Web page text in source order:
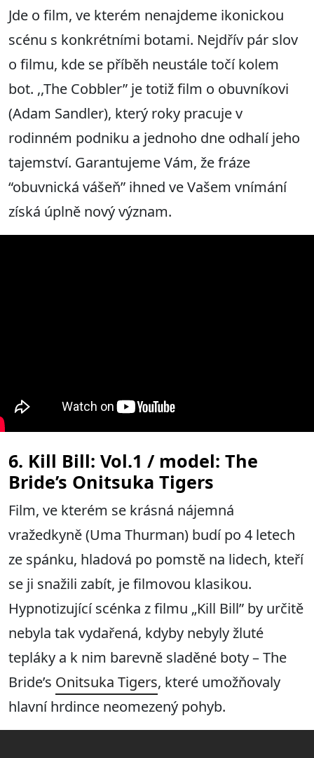
Jde o film, ve kterém nenajdeme ikonickou
scénu s konkrétními botami. Nejdřív pár slov
o filmu, kde se příběh neustále točí kolem
bot. ,,The Cobbler” je totiž film o obuvníkovi
(Adam Sandler), který roky pracuje v
rodinném podniku a jednoho dne odhalí jeho
tajemství. Garantujeme Vám, že fráze
“obuvnická vášeň” ihned ve Vašem vnímání
získá úplně nový význam.
6. Kill Bill: Vol.1 / model: The
Bride’s Onitsuka Tigers
Film, ve kterém se krásná nájemná
vražedkyně (Uma Thurman) budí po 4 letech
ze spánku, hladová po pomstě na lidech, kteří
se ji snažili zabít, je filmovou klasikou.
Hypnotizující scénka z filmu „Kill Bill” by určitě
nebyla tak vydařená, kdyby nebyly žluté
tepláky a k nim barevně sladěné boty – The
Bride’s Onitsuka Tigers, které umožňovaly
hlavní hrdince neomezený pohyb.